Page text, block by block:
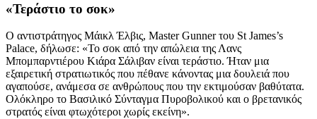
«Τεράστιο το σοκ»
Ο αντιστράτηγος Μάικλ Έλβις, Master Gunner του St James’s
Palace, δήλωσε: «Το σοκ από την απώλεια της Λανς
Μπομπαρντιέρου Κιάρα Σάλιβαν είναι τεράστιο. Ήταν μια
εξαιρετική στρατιωτικός που πέθανε κάνοντας μια δουλειά που
αγαπούσε, ανάμεσα σε ανθρώπους που την εκτιμούσαν βαθύτατα.
Ολόκληρο το Βασιλικό Σύνταγμα Πυροβολικού και ο βρετανικός
στρατός είναι φτωχότεροι χωρίς εκείνη».